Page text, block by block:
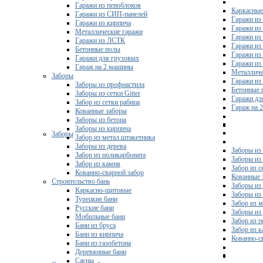
Гаражи из
Гаражи из
Гаражи из
Гаражи из
Гаражи
Гаражи из
Гаражи
Бетонные
Гаражи
Гараж на
Заборы
Заборы из
Заборы из
Забор из
Кованные
Заборы из
Заборы из
Забор из
Заборы из
Забор из
Забор из
Кованно-
Гаражи из пеноблоков
Гаражи из СИП-панелей
Гаражи из кирпича
Металлические гаражи
Гаражи из ЛСТК
Бетонные полы
Гаражи для грузовых
Гараж на 2 машины
Заборы
Заборы из профнастила
Заборы из сетки Gitter
Забор из сетки рабица
Кованные заборы
Заборы из бетона
Заборы из кирпича
Забор из метал.штакетника
Заборы из дерева
Забор из поликарбоната
Забор из камня
Кованно-сварной забор
Строительство бань
Каркасно-щитовые
Турецкие бани
Русские бани
Мобильные бани
Бани из бруса
Бани из кирпича
Бани из газобетона
Деревянные бани
Сауны